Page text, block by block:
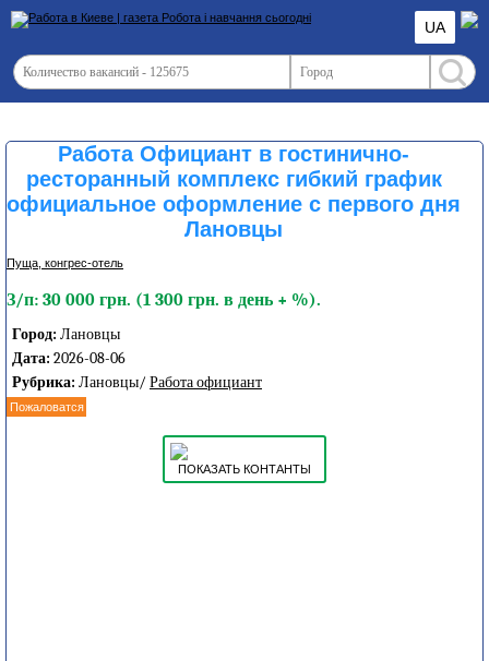
UA
Работа Официант в гостинично-
ресторанный комплекс гибкий график
официальное оформление с первого дня
Лановцы
Пуща, конгреc-отель
З/п: 30 000 грн. (1 300 грн. в день + %).
Город: Лановцы
Дата: 2026-08-06
Рубрика: Лановцы/ Работа официант
Пожаловатся
ПОКАЗАТЬ КОНТАНТЫ